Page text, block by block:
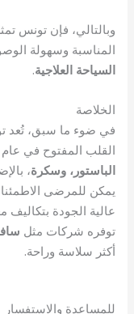
وبالتالي، فإن تونس
المناسبة وسهولة
السياحة العلاجية.
الخلاصة
في ضوء ما سبق، تُعد
القلب المفتوح في عام 2025. ومع وجود مصحات مثل
الباستور، وسكرة،
يمكن للمرضى
عالية الجودة
توفره شركات مثل
أكثر سلاسة وراحة.
للمساعدة والاستفسار